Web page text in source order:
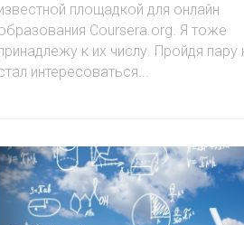
площадкой для онлайн
Coursera.org. Я тоже
к их числу. Пройдя пару
интересоваться...